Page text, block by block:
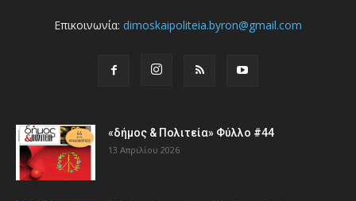
Επικοινωνία: dimoskaipoliteia.byron@gmail.com
«δήμος & Πολιτεία» Φύλλο #44
13 Απριλίου 2026